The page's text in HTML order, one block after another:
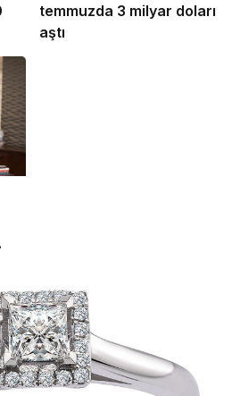
temmuzda 3 milyar doları
aştı